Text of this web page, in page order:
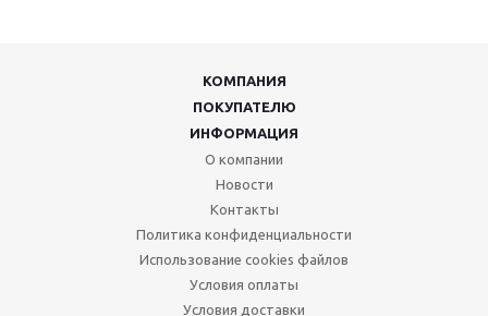
КОМПАНИЯ
ПОКУПАТЕЛЮ
ИНФОРМАЦИЯ
О компании
Новости
Контакты
Политика конфиденциальности
Использование cookies файлов
Условия оплаты
Условия доставки